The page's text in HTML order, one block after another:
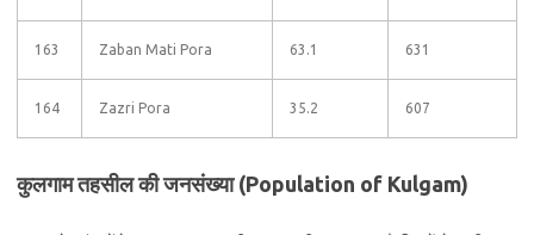
163 Zaban Mati Pora 63.1 631
164 Zazri Pora 35.2 607
कुलगाम तहसील की जनसंख्या (Population of Kulgam)